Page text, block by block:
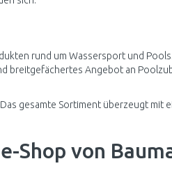
rund um Wassersport und
breitgefächertes Angebot an
gesamte Sortiment überzeugt mit
Shop von